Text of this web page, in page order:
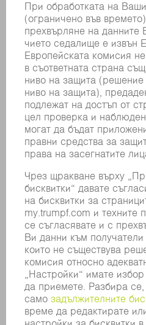
Цифрово
интеграция за
решения
Плавната интеграция
машини на TRUMPF
собствена софтуерна
безпроблемна и
подходящото решение
комбинация,
интеграция в Oseon
към инструменти за
С нашите
стандарта OPC UA, е
свързване към